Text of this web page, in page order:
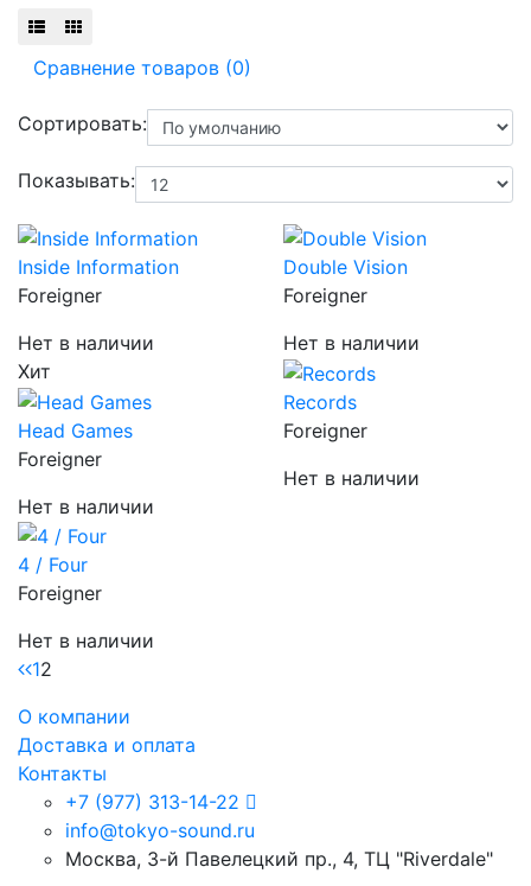
Сравнение товаров (0)
Сортировать:
Показывать:
Inside Information
Foreigner
Нет в наличии
Double Vision
Foreigner
Нет в наличии
Хит
Head Games
Foreigner
Нет в наличии
Records
Foreigner
Нет в наличии
4 / Four
Foreigner
Нет в наличии
12
О компании
Доставка и оплата
Контакты
+7 (977) 313-14-22
info@tokyo-sound.ru
Москва, 3-й Павелецкий пр., 4, ТЦ "Riverdale"